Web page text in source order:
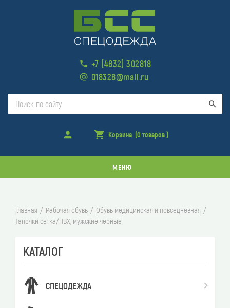
+7 (4832) 302818
018328@mail.ru
Войти
Корзина
товара
(0 товаров )
МЕНЮ
Главная Рабочая обувь
Обувь медицинская и повседневная
Тапочки сетка/ПВХ, мужские черные
КАТАЛОГ
СПЕЦОДЕЖДА